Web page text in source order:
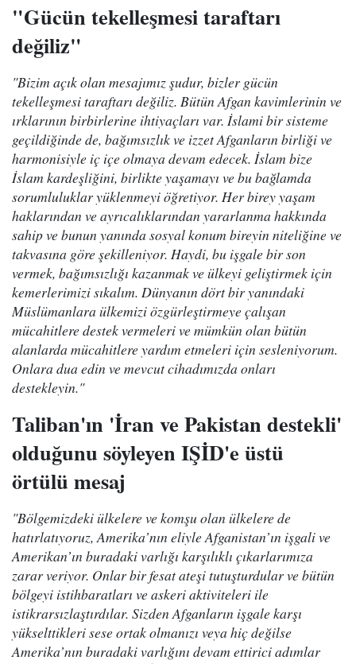
"Gücün tekelleşmesi taraftarı
değiliz"
"Bizim açık olan mesajımız şudur, bizler gücün
tekelleşmesi taraftarı değiliz. Bütün Afgan kavimlerinin ve
ırklarının birbirlerine ihtiyaçları var. İslami bir sisteme
geçildiğinde de, bağımsızlık ve izzet Afganların birliği ve
harmonisiyle iç içe olmaya devam edecek. İslam bize
İslam kardeşliğini, birlikte yaşamayı ve bu bağlamda
sorumluluklar yüklenmeyi öğretiyor. Her birey yaşam
haklarından ve ayrıcalıklarından yararlanma hakkında
sahip ve bunun yanında sosyal konum bireyin niteliğine ve
takvasına göre şekilleniyor. Haydi, bu işgale bir son
vermek, bağımsızlığı kazanmak ve ülkeyi geliştirmek için
kemerlerimizi sıkalım. Dünyanın dört bir yanındaki
Müslümanlara ülkemizi özgürleştirmeye çalışan
mücahitlere destek vermeleri ve mümkün olan bütün
alanlarda mücahitlere yardım etmeleri için sesleniyorum.
Onlara dua edin ve mevcut cihadımızda onları
destekleyin."
Taliban'ın 'İran ve Pakistan destekli'
olduğunu söyleyen IŞİD'e üstü
örtülü mesaj
"Bölgemizdeki ülkelere ve komşu olan ülkelere de
hatırlatıyoruz, Amerika’nın eliyle Afganistan’ın işgali ve
Amerikan’ın buradaki varlığı karşılıklı çıkarlarımıza
zarar veriyor. Onlar bir fesat ateşi tutuşturdular ve bütün
bölgeyi istihbaratları ve askeri aktiviteleri ile
istikrarsızlaştırdılar. Sizden Afganların işgale karşı
yükselttikleri sese ortak olmanızı veya hiç değilse
Amerika’nın buradaki varlığını devam ettirici adımlar